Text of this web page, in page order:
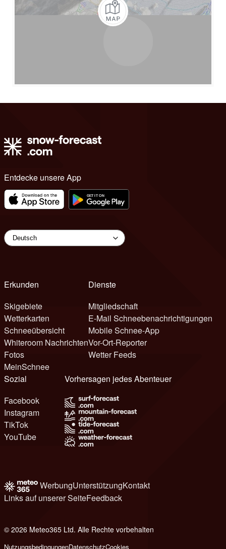
Entdecke unsere App
Erkunden
Skigebiete
Wetterkarten
Schneeübersicht
Whiteroom Nachrichten
Fotos
MeinSchnee
Dienste
Mitgliedschaft
E-Mail Schneebenachrichtigungen
Mobile Schnee-App
Vor-Ort-Reporter
Wetter Feeds
Sozial
Facebook
Instagram
TikTok
YouTube
Vorhersagen jedes Abenteuer
WerbungUnterstützungKontakt
Links auf unserer SeiteFeedback
© 2026 Meteo365 Ltd. Alle Rechte vorbehalten
NutzungsbedingungenDatenschutzCookies